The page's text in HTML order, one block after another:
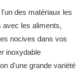
des matériaux les
avec les aliments,
nocives dans vos
inoxydable
d'une grande variété